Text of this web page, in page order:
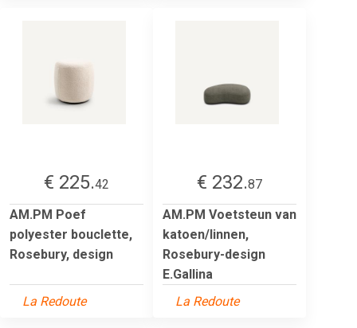
€ 225.42
AM.PM Poef
polyester bouclette,
Rosebury, design
La Redoute
€ 232.87
AM.PM Voetsteun van
katoen/linnen,
Rosebury-design
E.Gallina
La Redoute